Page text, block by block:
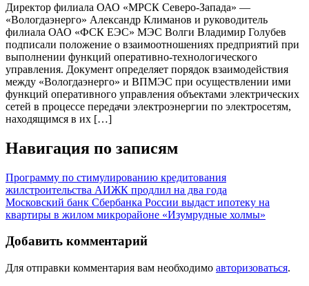
Директор филиала ОАО «МРСК Северо-Запада» —
«Вологдаэнерго» Александр Климанов и руководитель
филиала ОАО «ФСК ЕЭС» МЭС Волги Владимир Голубев
подписали положение о взаимоотношениях предприятий при
выполнении функций оперативно-технологического
управления. Документ определяет порядок взаимодействия
между «Вологдаэнерго» и ВПМЭС при осуществлении ими
функций оперативного управления объектами электрических
сетей в процессе передачи электроэнергии по электросетям,
находящимся в их […]
Навигация по записям
Программу по стимулированию кредитования
жилстроительства АИЖК продлил на два года
Московский банк Сбербанка России выдаст ипотеку на
квартиры в жилом микрорайоне «Изумрудные холмы»
Добавить комментарий
Для отправки комментария вам необходимо авторизоваться.